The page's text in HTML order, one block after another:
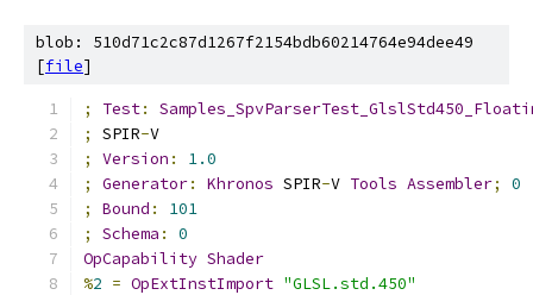
blob: 510d71c2c87d1267f2154bdb60214764e94dee49
[file]
; Test:
;
SPIR-V
;
Version :
1.0
;
Generator: Khronos SPIR-V Tools Assembler;
0
;
Bound :
101
;
Schema :
0
OpCapability Shader
%2 = OpExtInstImport "GLSL.std.450"